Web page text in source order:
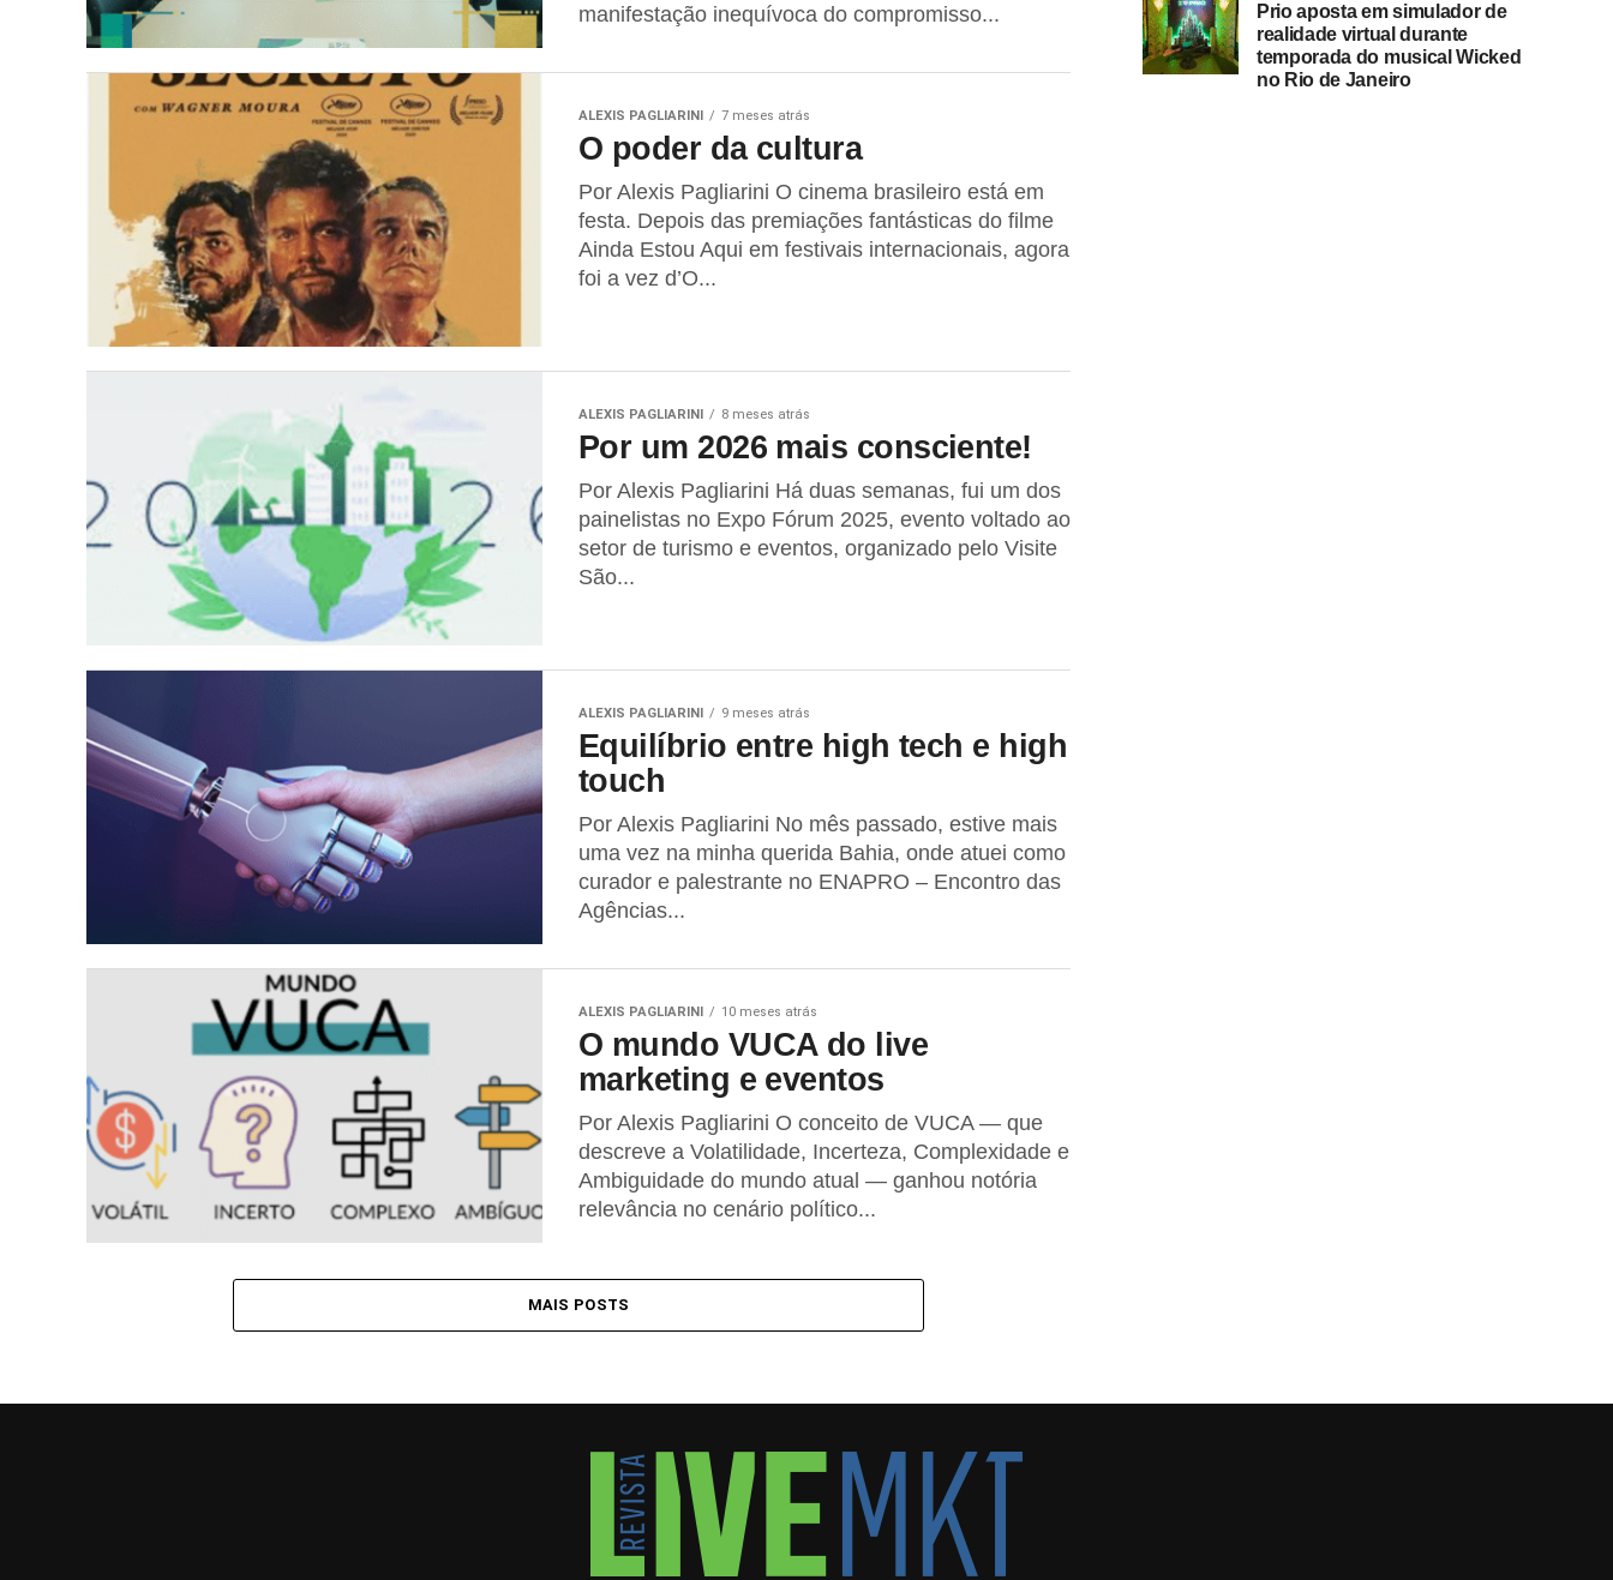
manifestação inequívoca do compromisso...
ALEXIS PAGLIARINI 7 meses atrás
O poder da cultura
Por Alexis Pagliarini O cinema brasileiro está em
festa. Depois das premiações fantásticas do filme
Ainda Estou Aqui em festivais internacionais, agora
foi a vez d’O...
ALEXIS PAGLIARINI 8 meses atrás
Por um 2026 mais consciente!
Por Alexis Pagliarini Há duas semanas, fui um dos
painelistas no Expo Fórum 2025, evento voltado ao
setor de turismo e eventos, organizado pelo Visite
São...
ALEXIS PAGLIARINI 9 meses atrás
Equilíbrio entre high tech e high
touch
Por Alexis Pagliarini No mês passado, estive mais
uma vez na minha querida Bahia, onde atuei como
curador e palestrante no ENAPRO – Encontro das
Agências...
ALEXIS PAGLIARINI 10 meses atrás
O mundo VUCA do live
marketing e eventos
Por Alexis Pagliarini O conceito de VUCA — que
descreve a Volatilidade, Incerteza, Complexidade e
Ambiguidade do mundo atual — ganhou notória
relevância no cenário político...
MAIS POSTS
Prio aposta em simulador de
realidade virtual durante
temporada do musical Wicked
no Rio de Janeiro